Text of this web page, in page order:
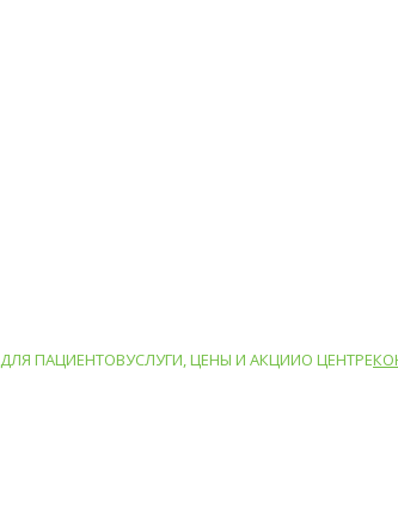
ДЛЯ ПАЦИЕНТОВУСЛУГИ, ЦЕНЫ И АКЦИИО ЦЕНТРЕ